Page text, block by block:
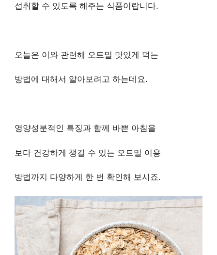
섭취할 수 있도록 해주는 식품이랍니다.
오늘은 이와 관련해 오트밀 맛있게 먹는
방법에 대해서 알아보려고 하는데요.
영양성분적인 특징과 함께 바쁜 아침을
보다 건강하게 챙길 수 있는 오트밀 이용
방법까지 다양하게 한 번 확인해 보시죠.